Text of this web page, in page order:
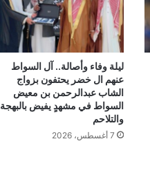
ليلة وفاء وأصالة.. آل السواط
عنهم ال خضر يحتفون بزواج
الشاب عبدالرحمن بن معيض
السواط في مشهدٍ يفيض بالبهجة
والتلاحم
7 أغسطس، 2026